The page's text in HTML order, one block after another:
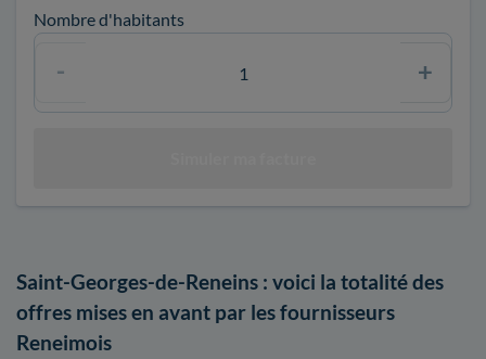
Nombre d'habitants
Saint-Georges-de-Reneins : voici la totalité des
offres mises en avant par les fournisseurs
Reneimois